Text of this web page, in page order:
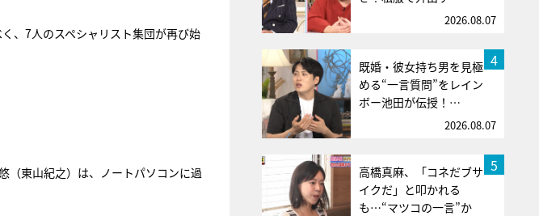
、7人のスペシャリスト集団が再び始
（東山紀之）は、ノートパソコンに過
2026.08.07
4
既婚・彼女持ち男を見極
める“一言質問”をレイン
ボー池田が伝授！…
2026.08.07
5
高橋真麻、「コネだブサ
イクだ」と叩かれる
も…“マツコの一言”か